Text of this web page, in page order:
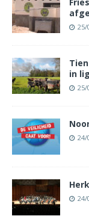
25/
in
25/
24/
24/